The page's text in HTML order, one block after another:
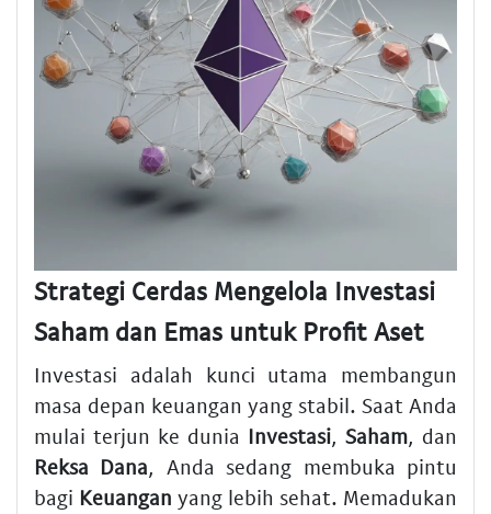
Strategi Cerdas Mengelola Investasi
Saham dan Emas untuk Profit Aset
Investasi adalah kunci utama membangun
masa depan keuangan yang stabil. Saat Anda
mulai terjun ke dunia Investasi, Saham, dan
Reksa Dana, Anda sedang membuka pintu
bagi Keuangan yang lebih sehat. Memadukan